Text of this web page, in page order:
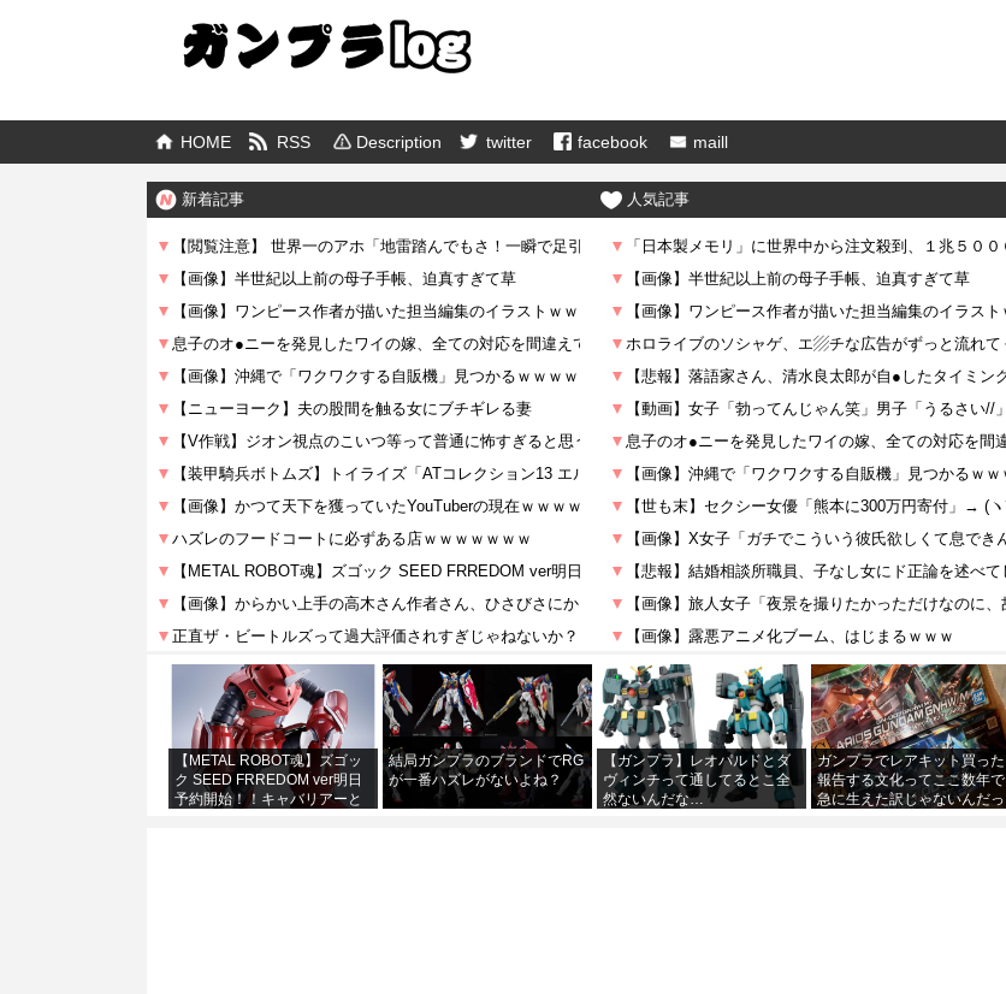
HOME RSS Description twitter facebook maill
新着記事 人気記事
【METAL ROBOT魂】ズゴッ
ク SEED FRREDOM ver明日
予約開始！！キャバリアーと
結局ガンプラのブランドでRG
が一番ハズレがないよね？
【ガンプラ】レオパルドとダ
ヴィンチって通してるとこ全
然ないんだな…
ガンプラでレアキット買った
報告する文化ってここ数年で
急に生えた訳じゃないんだっ